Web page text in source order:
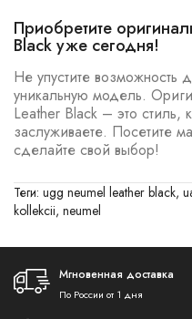
Приобретите
Black уже сегодня!
Не упустите возможность
уникальную модель.
Leather Black – это стиль,
заслуживаете. Посетите
сделайте свой выбор!
Теги: ugg neumel leather black,
kollekcii, neumel
Мгновенная доставка
По России от 1 дня